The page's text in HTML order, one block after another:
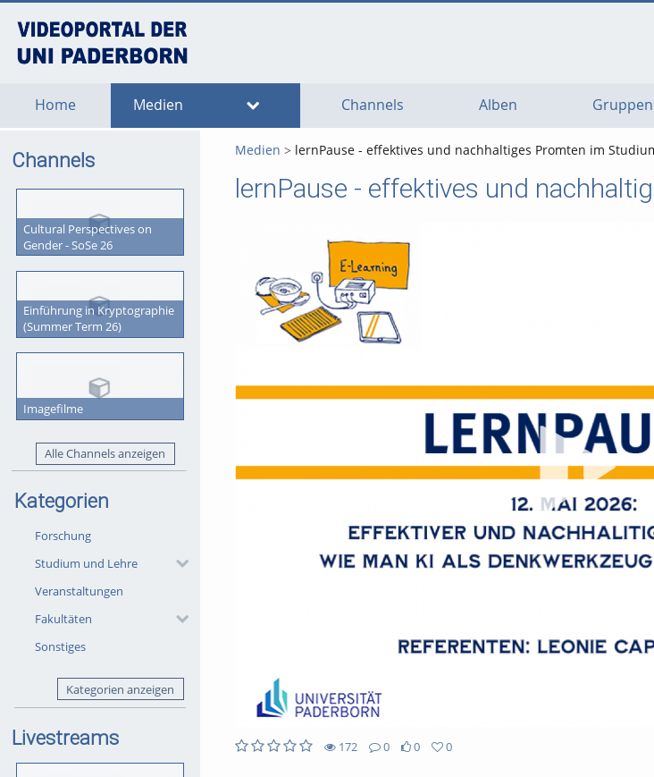
Home Medien Channels Alben Gruppen
Channels
Cultural Perspectives on
Gender - SoSe 26
Einführung in Kryptographie
(Summer Term 26)
Imagefilme
Alle Channels anzeigen
Kategorien
Forschung
Studium und Lehre
Veranstaltungen
Fakultäten
Sonstiges
Kategorien anzeigen
Livestreams
Medien lernPause - effektives und nachhaltiges Promten im
lernPause - effektives und
172
0
0
0